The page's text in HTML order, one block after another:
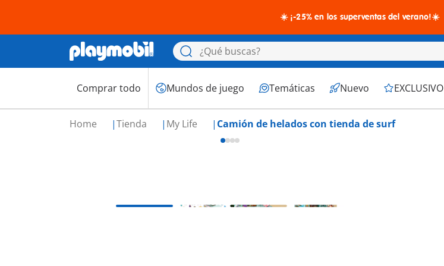
☀️ ¡-25% en los superventas del verano!☀️
Comprar todo Mundos de juego Temáticas Nuevo EXCLUSIVO
Home Tienda My Life Camión de helados con tienda de surf